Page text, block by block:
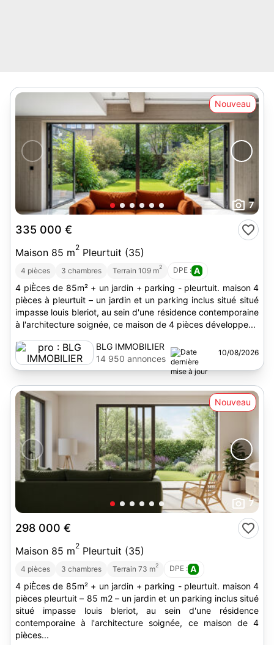
Nouveau
7
335 000 €
Maison 85 m2 Pleurtuit (35)
4 pièces 3 chambres Terrain 109 m2 DPE : A
4 piÈces de 85m² + un jardin + parking - pleurtuit. maison 4
pièces à pleurtuit – un jardin et un parking inclus situé situé
impasse louis bleriot, au sein d'une résidence contemporaine
à l'architecture soignée, ce maison de 4 pièces développe...
BLG IMMOBILIER
14 950 annonces
10/08/2026
Nouveau
7
298 000 €
Maison 85 m2 Pleurtuit (35)
4 pièces 3 chambres Terrain 73 m2 DPE : A
4 piÈces de 85m² + un jardin + parking - pleurtuit. maison 4
pièces pleurtuit – 85 m2 – un jardin et un parking inclus situé
situé impasse louis bleriot, au sein d'une résidence
contemporaine à l'architecture soignée, ce maison de 4
pièces...